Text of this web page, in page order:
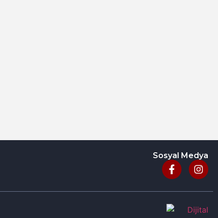
Sosyal Medya